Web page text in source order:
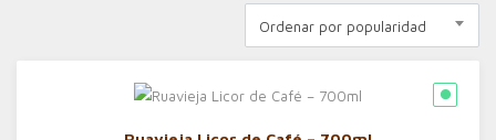
Ordenar por popularidad